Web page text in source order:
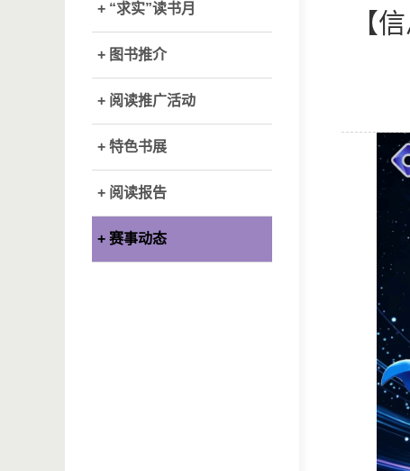
+ “求实”读书月
+ 图书推介
+ 阅读推广活动
+ 特色书展
+ 阅读报告
+ 赛事动态
【